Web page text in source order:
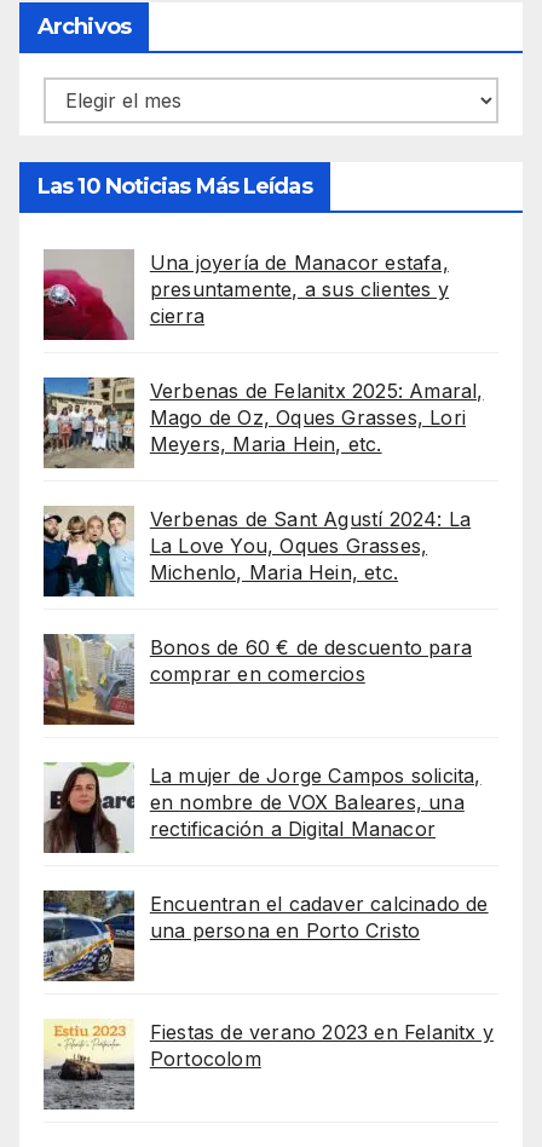
Archivos
Archivos
Las 10 Noticias Más Leídas
Una joyería de Manacor estafa,
presuntamente, a sus clientes y
cierra
Verbenas de Felanitx 2025: Amaral,
Mago de Oz, Oques Grasses, Lori
Meyers, Maria Hein, etc.
Verbenas de Sant Agustí 2024: La
La Love You, Oques Grasses,
Michenlo, Maria Hein, etc.
Bonos de 60 € de descuento para
comprar en comercios
La mujer de Jorge Campos solicita,
en nombre de VOX Baleares, una
rectificación a Digital Manacor
Encuentran el cadaver calcinado de
una persona en Porto Cristo
Fiestas de verano 2023 en Felanitx y
Portocolom